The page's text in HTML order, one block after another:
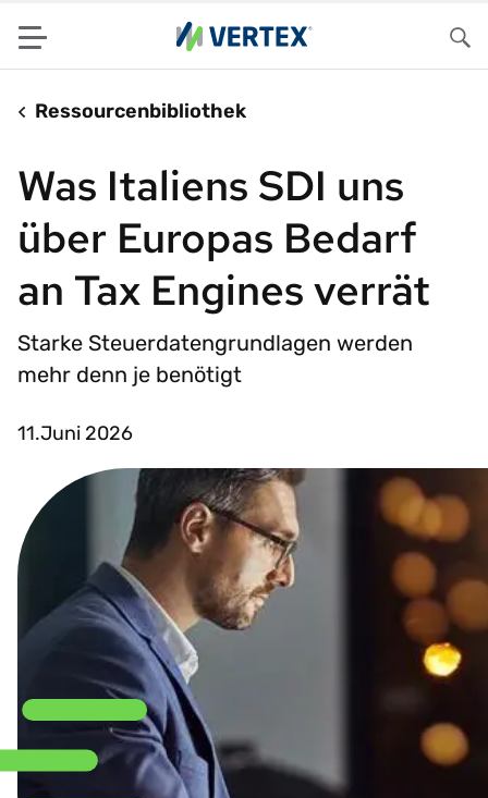
Menu
Ressourcenbibliothek
Was Italiens SDI uns
über Europas Bedarf
an Tax Engines verrät
Starke Steuerdatengrundlagen werden
mehr denn je benötigt
11.Juni 2026